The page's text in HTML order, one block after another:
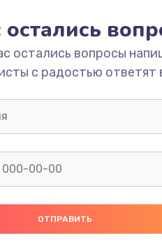
остались
остались вопросы
с радостью ответят